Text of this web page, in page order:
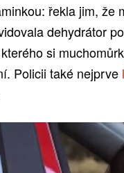
řekla jim, že
dehydrátor
si
Policii také nejprve